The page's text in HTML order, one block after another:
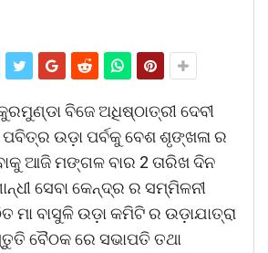
ବିଜେ ଅଧିଷ୍ଠାତ୍ରୀ ଦେବୀ
ଉଡ଼ା ପର୍ବକୁ ବେଶ ଶୃଙ୍ଖଳା ର
ଆଜି ମଙ୍ଗଳ ବାର 2 ତାରିଖ ଦିନ
ସେବା କେନ୍ଦ୍ର ର ସମ୍ମିଳନୀ
ବାସୁଳି ଉଡ଼ା କମିଟି ର ଉଡ଼ାଯାତ୍ରା
ବୈଠକ ରେ ସଭାପତି ତଥା